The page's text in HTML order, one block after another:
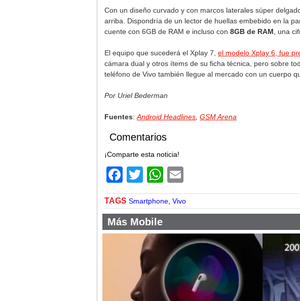
Con un diseño curvado y con marcos laterales súper
arriba. Dispondría de un lector de huellas embebido en la
cuente con 6GB de RAM e incluso con 8GB de RAM , una
El equipo que sucederá el Xplay 7, el modelo Xplay 6, fue
cámara dual y otros ítems de su ficha técnica, pero sobre
teléfono de Vivo también llegue al mercado con un cuerpo
Por Uriel Bederman
Fuentes: Android Headlines GSM Arena
Comentarios
¡Comparte esta noticia!
Facebook
TwitterWhatsApp
TAGS Smartphone Vivo
Más Mobile